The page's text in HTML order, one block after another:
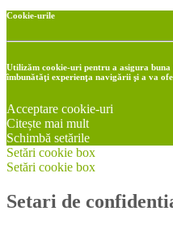
Cookie-urile
Utilizăm cookie-uri pentru a asigura
îmbunătăţi experienţa navigării şi a va
Acceptare cookie-uri
Citește mai mult
Schimbă setările
Setări cookie box
Setări cookie box
Setari de